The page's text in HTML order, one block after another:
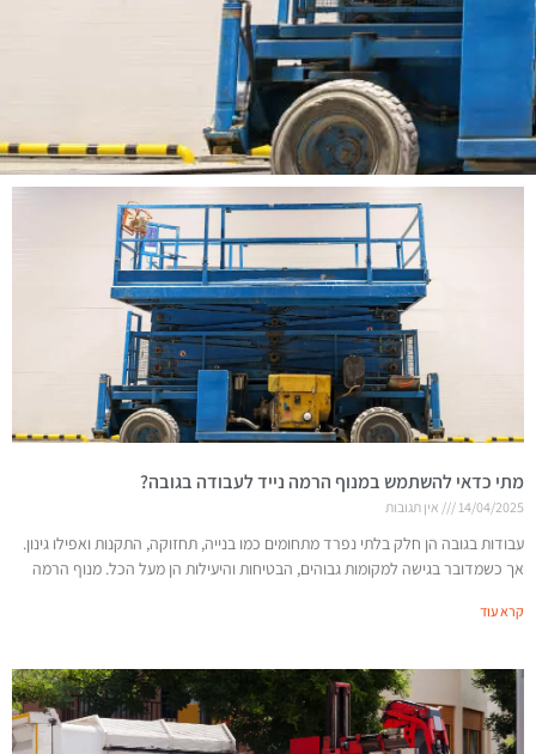
מתי כדאי להשתמש במנוף הרמה נייד לעבודה בגובה?
14/04/2025 אין תגובות
עבודות בגובה הן חלק בלתי נפרד מתחומים כמו בנייה, תחזוקה, התקנות ואפילו גינון.
אך כשמדובר בגישה למקומות גבוהים, הבטיחות והיעילות הן מעל הכל. מנוף הרמה
קרא עוד